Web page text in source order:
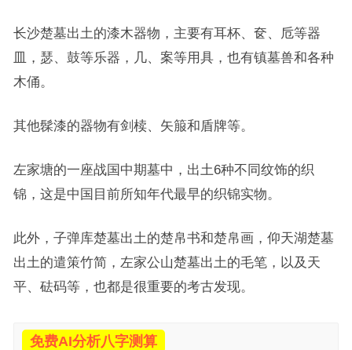
长沙楚墓出土的漆木器物，主要有耳杯、奁、卮等器
皿，瑟、鼓等乐器，几、案等用具，也有镇墓兽和各种
木俑。
其他髹漆的器物有剑椟、矢箙和盾牌等。
左家塘的一座战国中期墓中，出土6种不同纹饰的织
锦，这是中国目前所知年代最早的织锦实物。
此外，子弹库楚墓出土的楚帛书和楚帛画，仰天湖楚墓
出土的遣策竹简，左家公山楚墓出土的毛笔，以及天
平、砝码等，也都是很重要的考古发现。
免费AI分析八字测算